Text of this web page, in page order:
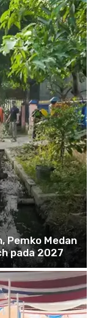
Pemko Medan
pada 2027